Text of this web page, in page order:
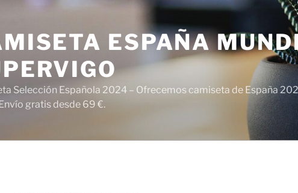
ESPAÑA
Selección Española 2024 – Ofrecemos camiseta de España
gratis desde 69 €.